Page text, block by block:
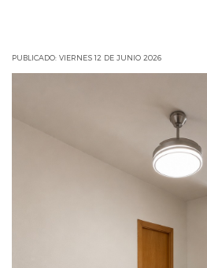
PUBLICADO: VIERNES 12 DE JUNIO 2026